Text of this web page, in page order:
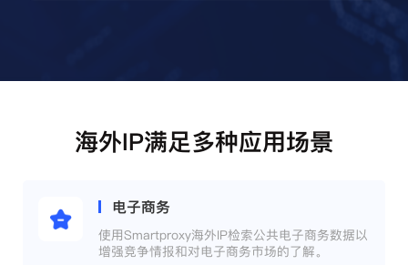
海外IP满足多种应用场景
电子商务
使用Smartproxy海外IP检索公共电子商务数据以
增强竞争情报和对电子商务市场的了解。